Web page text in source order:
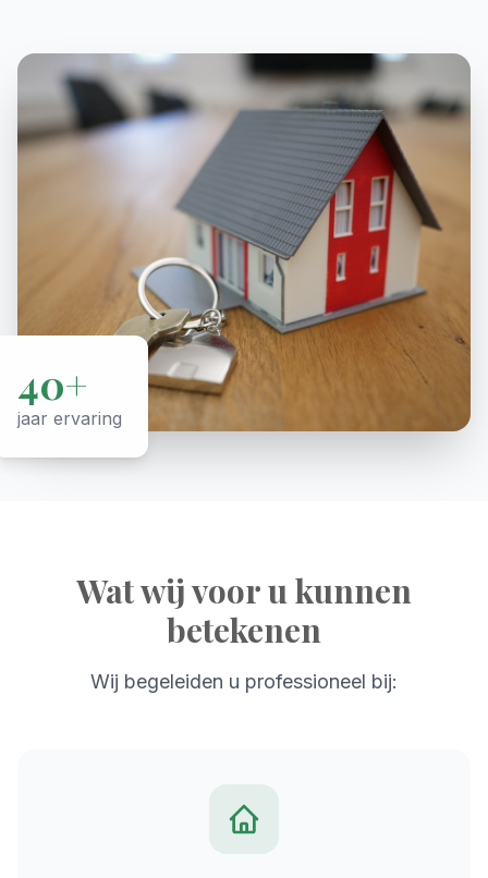
40+
jaar ervaring
Wat wij voor u kunnen
betekenen
Wij begeleiden u professioneel bij: